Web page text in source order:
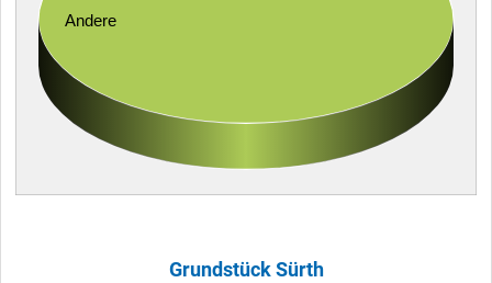
Andere
Grundstück Sürth